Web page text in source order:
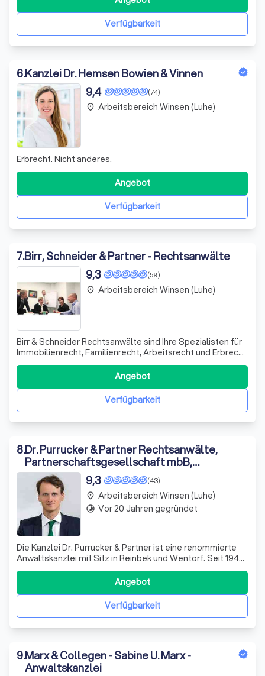
Erfahrung als EU-Projektleiterin und interkulturelle
Referentin bringe ich ein tiefes Vers
Verfügbarkeit
6.Kanzlei Dr. Hemsen Bowien & Vinnen
(74)
9,4
Erbrecht. Nicht anderes.
Verfügbarkeit
Angebot
place Arbeitsbereich Winsen (Luhe)
7.Birr, Schneider & Partner - Rechtsanwälte
(59)
9,3
Birr & Schneider Rechtsanwälte sind Ihre Spezialisten für
Immobilienrecht, Familienrecht, Arbeitsrecht und Erbrecht
in Lüneburg. Mit unserer spezialisierten Ausrichtung und
jahrelanger Erfahrung in diesen Rechtsgebieten bieten wir
Ihnen eine sorgfältige, kompetente und zuverlässige
Beratung und Vert
Verfügbarkeit
Angebot
place Arbeitsbereich Winsen (Luhe)
8.Dr. Purrucker & Partner Rechtsanwälte,
Partnerschaftsgesellschaft mbB,
Rechtsanwälte und Notare
(43)
9,3
Die Kanzlei Dr. Purrucker & Partner ist eine renommierte
Anwaltskanzlei mit Sitz in Reinbek und Wentorf. Seit 1945
bieten wir unseren Mandanten eine hochwertige
juristische Beratung und Vertretung. Unser Team aus
spezialisierten Rechtsanwältinnen und Rechtsanwälten
betreut Mandate bundesweit und leg
Verfügbarkeit
Angebot
place Arbeitsbereich Winsen (Luhe)
timelapse Vor 20 Jahren gegründet
9.Marx & Collegen - Sabine U. Marx -
Anwaltskanzlei